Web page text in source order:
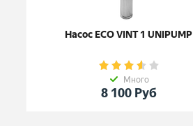
Насос ECO VINT 1 UNIPUMP
Много
8 100Руб